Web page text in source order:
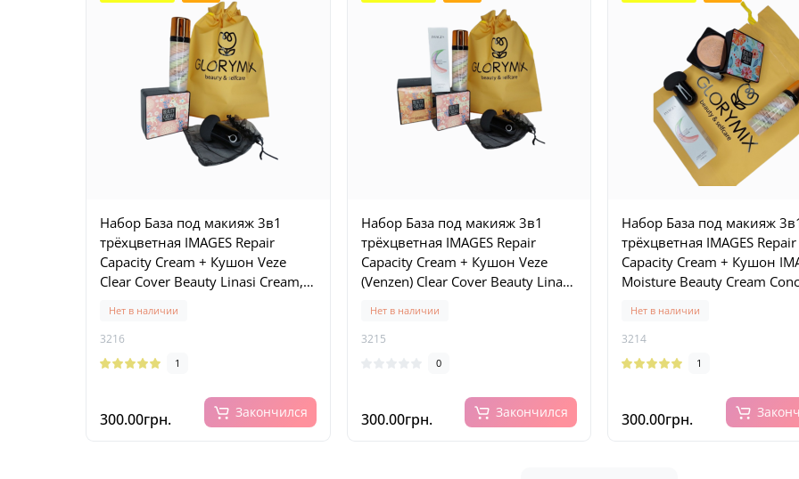
Набор База под макияж 3в1
трёхцветная IMAGES Repair
Capacity Cream + Кушон Veze
Clear Cover Beauty Linasi Cream,
Нет в наличии
3216
1
300.00грн. Закончился
Набор База под макияж 3в1
трёхцветная IMAGES Repair
Capacity Cream + Кушон Veze
(Venzen) Clear Cover Beauty Linasi
Нет в наличии
3215
0
300.00грн. Закончился
Набор База под макияж
трёхцветная IMAGES Repair
Capacity Cream + Кушон
Moisture Beauty Cream
Нет в наличии
3214
1
300.00грн.